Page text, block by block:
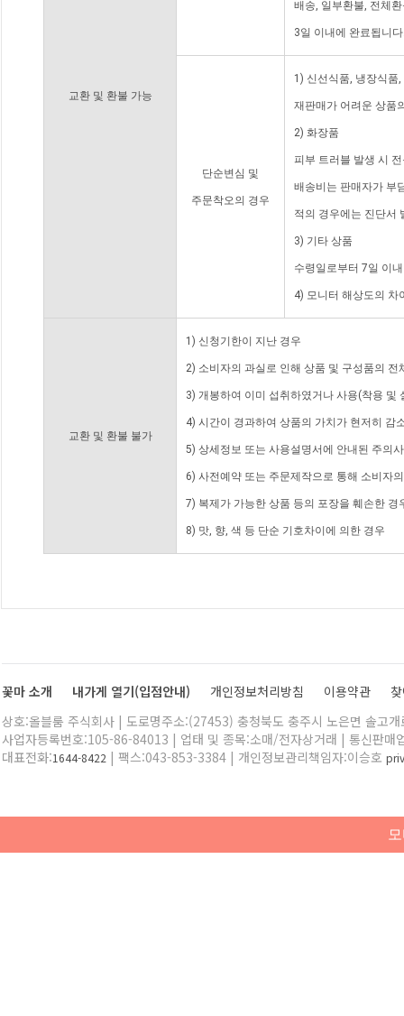
교환 및 환불 가능
배송, 일부환불, 전체
3일 이내에 완료됩니
단순변심 및
주문착오의 경우
1) 신선식품, 냉장식품
재판매가 어려운 상품
2) 화장품
피부 트러블 발생 시
배송비는 판매자가 부
적의 경우에는 진단서
3) 기타 상품
수령일로부터 7일 이
4) 모니터 해상도의 차
교환 및 환불 불가
1) 신청기한이 지난 경우
2) 소비자의 과실로 인해 상품 및 구성품의
3) 개봉하여 이미 섭취하였거나 사용(착용 및
4) 시간이 경과하여 상품의 가치가 현저히 감
5) 상세정보 또는 사용설명서에 안내된 주의
6) 사전예약 또는 주문제작으로 통해 소비자
7) 복제가 가능한 상품 등의 포장을 훼손한 경
8) 맛, 향, 색 등 단순 기호차이에 의한 경우
꽃마 소개 내가게 열기(입점안내) 개인정보처리방침 이용약관
상호:올블룸 주식회사 | 도로명주소:(27453) 충청북도 충주시 노은면 솔고
사업자등록번호:105-86-84013 | 업태 및 종목:소매/전자상거래 | 통신판매
대표전화:1644-8422 | 팩스:043-853-3384 | 개인정보관리책임자:이승호